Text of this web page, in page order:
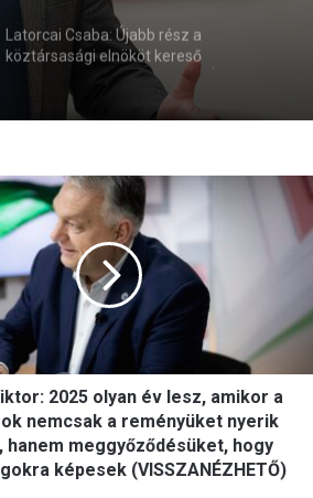
Latorcai Csaba: Újabb rész a
köztársasági elnököt kereső
roncsderbi-sorozatban (VIDEÓ)
2025 olyan év lesz, amikor a
nemcsak a reményüket nyerik
hanem meggyőződésüket, hogy
képesek (VISSZANÉZHETŐ)